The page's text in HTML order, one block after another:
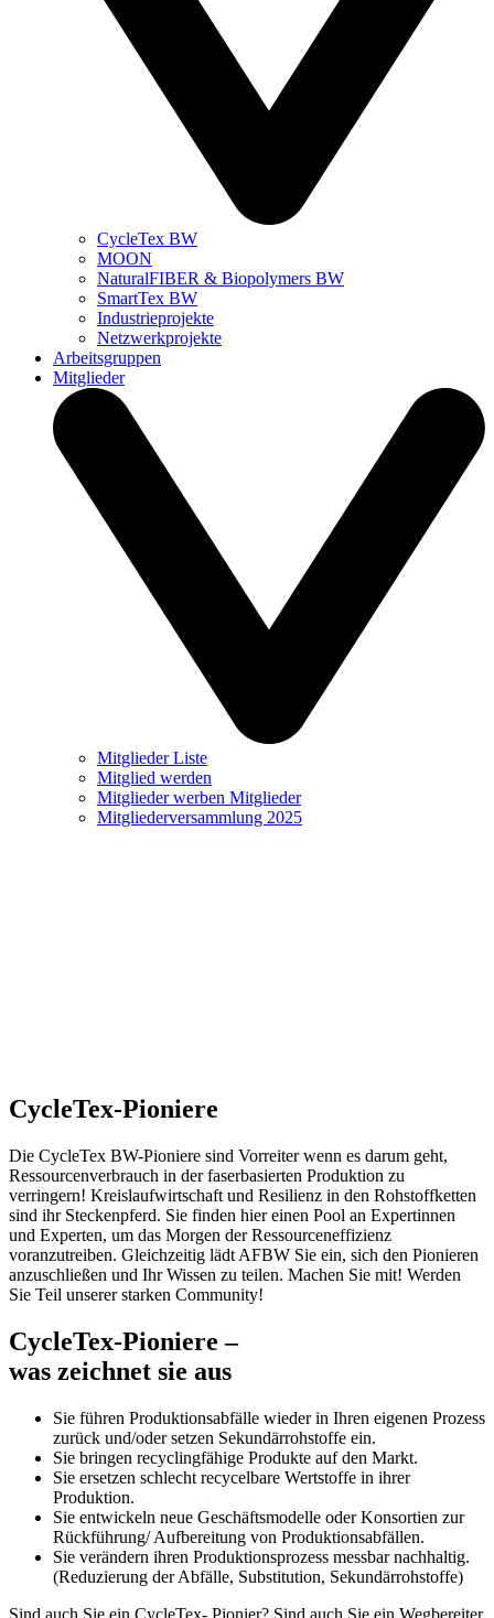
CycleTex BW
MOON
NaturalFIBER & Biopolymers BW
SmartTex BW
Industrieprojekte
Netzwerkprojekte
Arbeitsgruppen
Mitglieder
Mitglieder Liste
Mitglied werden
Mitglieder werben Mitglieder
Mitgliederversammlung 2025
CycleTex-Pioniere
Die CycleTex BW-Pioniere sind Vorreiter wenn es darum geht,
Ressourcenverbrauch in der faserbasierten Produktion zu
verringern! Kreislaufwirtschaft und Resilienz in den Rohstoffketten
sind ihr Steckenpferd. Sie finden hier einen Pool an Expertinnen
und Experten, um das Morgen der Ressourceneffizienz
voranzutreiben. Gleichzeitig lädt AFBW Sie ein, sich den Pionieren
anzuschließen und Ihr Wissen zu teilen. Machen Sie mit! Werden
Sie Teil unserer starken Community!
CycleTex-Pioniere –
was zeichnet sie aus
Sie führen Produktionsabfälle wieder in Ihren eigenen Prozess
zurück und/oder setzen Sekundärrohstoffe ein.
Sie bringen recyclingfähige Produkte auf den Markt.
Sie ersetzen schlecht recycelbare Wertstoffe in ihrer
Produktion.
Sie entwickeln neue Geschäftsmodelle oder Konsortien zur
Rückführung/ Aufbereitung von Produktionsabfällen.
Sie verändern ihren Produktionsprozess messbar nachhaltig.
(Reduzierung der Abfälle, Substitution, Sekundärrohstoffe)
Sind auch Sie ein CycleTex- Pionier? Sind auch Sie ein Wegbereiter